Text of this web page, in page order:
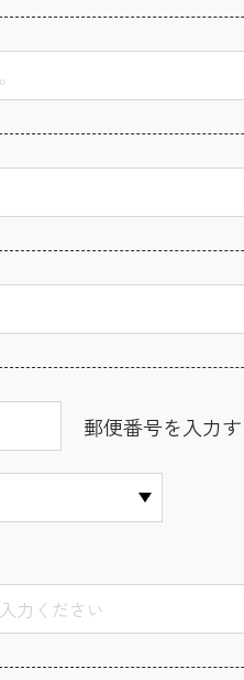
郵便番号を入力